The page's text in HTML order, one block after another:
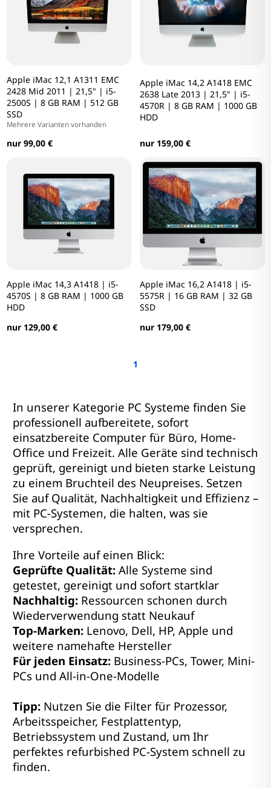
Apple iMac 12,1 A1311 EMC
2428 Mid 2011 | 21,5" | i5-
2500S | 8 GB RAM | 512 GB
SSD
Mehrere Varianten vorhanden
nur 99,00 €
Apple iMac 14,2 A1418 EMC
2638 Late 2013 | 21,5" | i5-
4570R | 8 GB RAM | 1000 GB
HDD
nur 159,00 €
Apple iMac 14,3 A1418 | i5-
4570S | 8 GB RAM | 1000 GB
HDD
nur 129,00 €
Apple iMac 16,2 A1418 | i5-
5575R | 16 GB RAM | 32 GB
SSD
nur 179,00 €
1
In unserer Kategorie PC Systeme finden Sie
professionell aufbereitete, sofort
einsatzbereite Computer für Büro, Home-
Office und Freizeit. Alle Geräte sind technisch
geprüft, gereinigt und bieten starke Leistung
zu einem Bruchteil des Neupreises. Setzen
Sie auf Qualität, Nachhaltigkeit und Effizienz –
mit PC-Systemen, die halten, was sie
versprechen.
Ihre Vorteile auf einen Blick:
Geprüfte Qualität: Alle Systeme sind
getestet, gereinigt und sofort startklar
Nachhaltig: Ressourcen schonen durch
Wiederverwendung statt Neukauf
Top-Marken: Lenovo, Dell, HP, Apple und
weitere namehafte Hersteller
Für jeden Einsatz: Business-PCs, Tower, Mini-
PCs und All-in-One-Modelle
Tipp: Nutzen Sie die Filter für Prozessor,
Arbeitsspeicher, Festplattentyp,
Betriebssystem und Zustand, um Ihr
perfektes refurbished PC-System schnell zu
finden.